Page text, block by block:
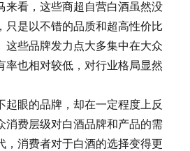
来看，这些商超自营白酒虽然没
只是以不错的品质和超高性价比
这些品牌发力点大多集中在大众
率也相对较低，对行业格局显然
起眼的品牌，却在一定程度上反
消费层级对白酒品牌和产品的需
，消费者对于白酒的选择变得更